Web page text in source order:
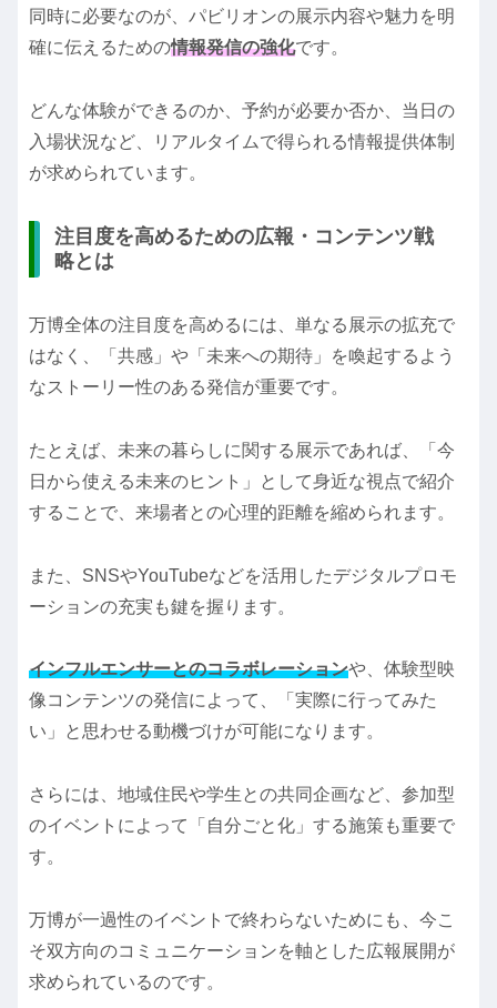
同時に必要なのが、パビリオンの展示内容や魅力を明
確に伝えるための情報発信の強化です。
どんな体験ができるのか、予約が必要か否か、当日の
入場状況など、リアルタイムで得られる情報提供体制
が求められています。
注目度を高めるための広報・コンテンツ戦
略とは
万博全体の注目度を高めるには、単なる展示の拡充で
はなく、「共感」や「未来への期待」を喚起するよう
なストーリー性のある発信が重要です。
たとえば、未来の暮らしに関する展示であれば、「今
日から使える未来のヒント」として身近な視点で紹介
することで、来場者との心理的距離を縮められます。
また、SNSやYouTubeなどを活用したデジタルプロモ
ーションの充実も鍵を握ります。
インフルエンサーとのコラボレーションや、体験型映
像コンテンツの発信によって、「実際に行ってみた
い」と思わせる動機づけが可能になります。
さらには、地域住民や学生との共同企画など、参加型
のイベントによって「自分ごと化」する施策も重要で
す。
万博が一過性のイベントで終わらないためにも、今こ
そ双方向のコミュニケーションを軸とした広報展開が
求められているのです。